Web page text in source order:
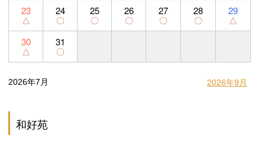
23
△
24
〇
25
〇
26
〇
27
〇
28
〇
29
△
30
△
31
〇
2026年7月 2026年9月
和好苑